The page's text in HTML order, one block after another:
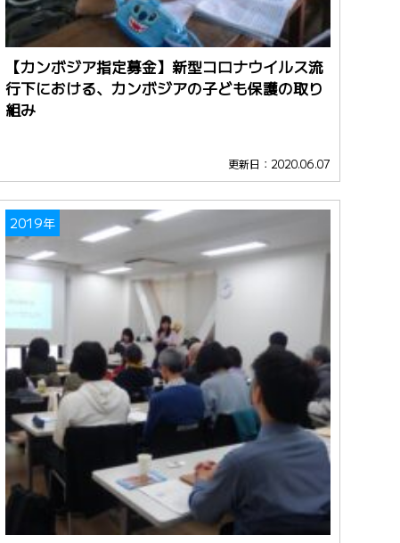
【カンボジア指定募金】新型コロナウイルス流
行下における、カンボジアの子ども保護の取り
組み
更新日：2020.06.07
2019年